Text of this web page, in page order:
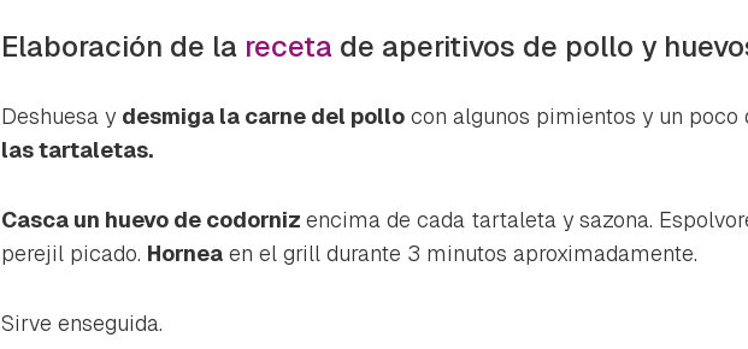
Elaboración de la receta de aperitivos de pollo y
Deshuesa y desmiga la carne del pollo con algunos pimientos y un poco
las tartaletas.
Casca un huevo de codorniz encima de cada tartaleta y sazona.
perejil picado. Hornea en el grill durante 3 minutos aproximadamente.
Sirve enseguida.